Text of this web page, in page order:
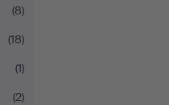
(8)
(18)
(1)
(2)